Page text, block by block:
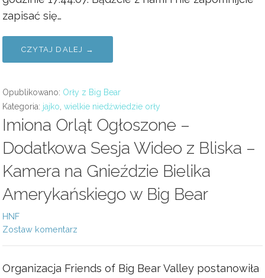
zapisać się…
CZYTAJ DALEJ →
Opublikowano: Orły z Big Bear
Kategoria: jajko wielkie niedźwiedzie orły
Imiona Orląt Ogłoszone –
Dodatkowa Sesja Wideo z Bliska –
Kamera na Gnieździe Bielika
Amerykańskiego w Big Bear
HNF
Zostaw komentarz
Organizacja Friends of Big Bear Valley postanowiła